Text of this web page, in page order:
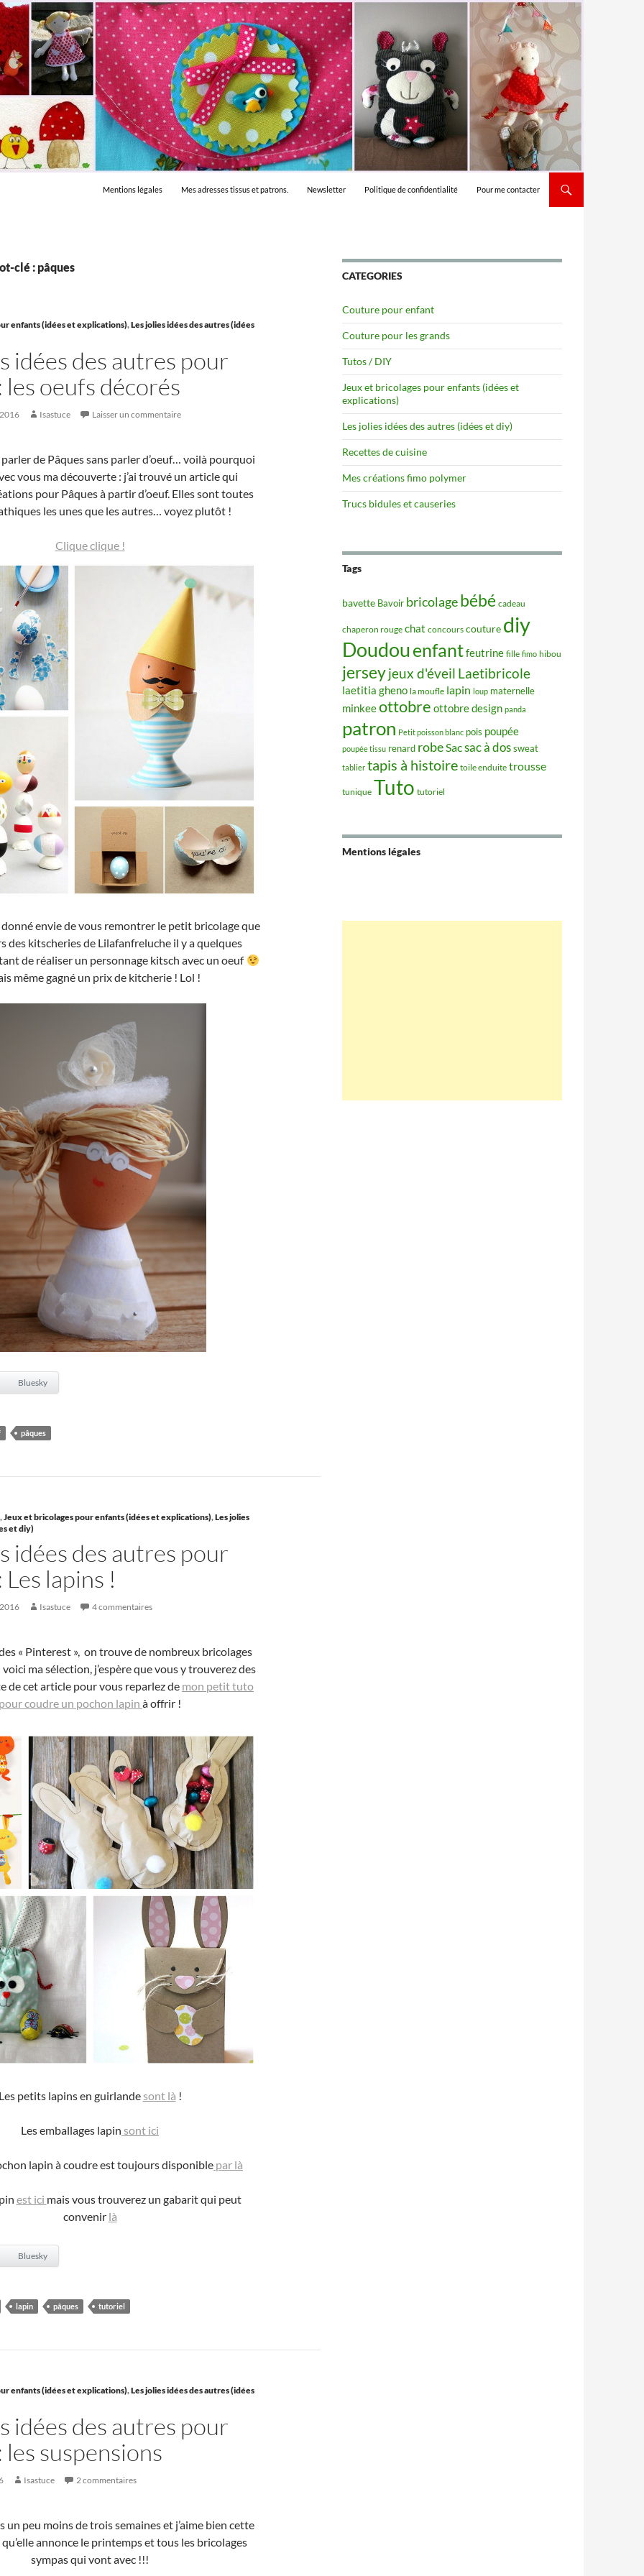
Mentions légales Mes adresses tissus et patrons. Newsletter Politique de confidentialité Pour me contacter
clé : pâques
enfants (idées et explications),Les jolies idées des autres (idées
idées des autres pour
les oeufs décorés
Isastuce Laisser un commentaire
de Pâques sans parler d’oeuf… voilà pourquoi
vous ma découverte : j’ai trouvé un article qui
pour Pâques à partir d’oeuf. Elles sont toutes
les unes que les autres… voyez plutôt !
Clique clique !
donné envie de vous remontrer le petit bricolage que
des kitscheries de Lilafanfreluche il y a quelques
de réaliser un personnage kitsch avec un oeuf
même gagné un prix de kitcherie ! Lol !
Bluesky
pâques
,Jeux et bricolages pour enfants (idées et explications),Les jolies
et diy)
idées des autres pour
Les lapins !
Isastuce 4 commentaires
« Pinterest », on trouve de nombreux bricolages
ma sélection, j’espère que vous y trouverez des
de cet article pour vous reparlez de mon petit tuto
coudre un pochon lapin à offrir !
petits lapins en guirlande sont là !
Les emballages lapin sont ici
lapin à coudre est toujours disponible par là
est ici mais vous trouverez un gabarit qui peut
convenir là
Bluesky
lapin pâques tutoriel
enfants (idées et explications),Les jolies idées des autres (idées
idées des autres pour
les suspensions
Isastuce 2 commentaires
un peu moins de trois semaines et j’aime bien cette
annonce le printemps et tous les bricolages
sympas qui vont avec !!!
CATEGORIES
Couture pour enfant
Couture pour les grands
Tutos / DIY
Jeux et bricolages pour enfants (idées et
explications)
Les jolies idées des autres (idées et diy)
Recettes de cuisine
Mes créations fimo polymer
Trucs bidules et causeries
Tags
bavette Bavoir bricolagebébé cadeau
chaperon rouge chat concours couture diy
Doudou enfantfeutrine fille fimo hibou
jerseyjeux d'éveil Laetibricole
laetitia gheno la moufle lapin loup maternelle
minkeeottobre ottobre design panda
patron Petit poisson blanc pois poupée
poupée tissu renard robeSacsac à dossweat
tablier tapis à histoire toile enduite trousse
tunique Tuto tutoriel
Mentions légales